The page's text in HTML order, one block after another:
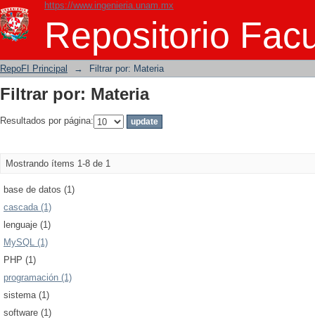
https://www.ingenieria.unam.mx
Repositorio
Filtrar por: Materia
RepoFI Principal → Filtrar por: Materia
Filtrar por: Materia
Resultados por página:
Mostrando ítems 1-8 de 1
base de datos (1)
cascada (1)
lenguaje (1)
MySQL (1)
PHP (1)
programación (1)
sistema (1)
software (1)